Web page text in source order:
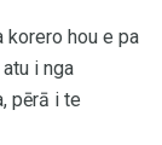
korero hou e pa
i nga
pērā i te